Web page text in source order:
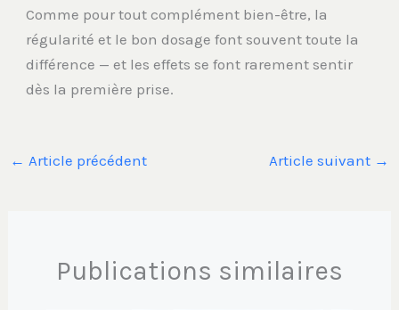
Comme pour tout complément bien-être, la
régularité et le bon dosage font souvent toute la
différence — et les effets se font rarement sentir
dès la première prise.
← Article précédent Article suivant →
Publications similaires